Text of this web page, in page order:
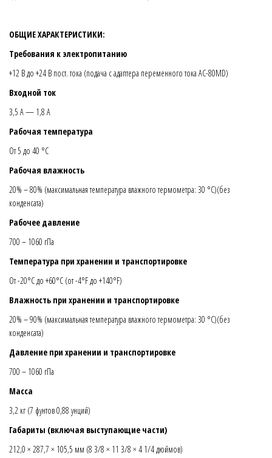
ОБЩИЕ ХАРАКТЕРИСТИКИ:
Требования к электропитанию
+12 В до +24 В пост. тока (подача с адаптера переменного тока AC-80MD)
Входной ток
3,5 A — 1,8 A
Рабочая температура
От 5 до 40 °C
Рабочая влажность
20% – 80% (максимальная температура влажного термометра: 30 °C)(без
конденсата)
Рабочее давление
700 – 1060 гПа
Температура при хранении и транспортировке
От -20°C до +60°C (от -4°F до +140°F)
Влажность при хранении и транспортировке
20% – 90% (максимальная температура влажного термометра: 30 °C)(без
конденсата)
Давление при хранении и транспортировке
700 – 1060 гПа
Масса
3,2 кг (7 фунтов 0,88 унций)
Габариты (включая выступающие части)
212,0 × 287,7 × 105,5 мм (8 3/8 × 11 3/8 × 4 1/4 дюймов)